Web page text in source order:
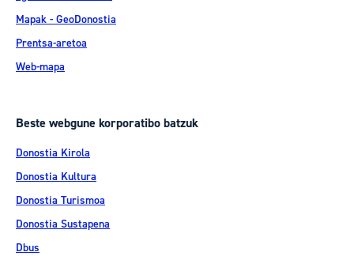
Mapak - GeoDonostia
Prentsa-aretoa
Web-mapa
Beste webgune korporatibo batzuk
Donostia Kirola
Donostia Kultura
Donostia Turismoa
Donostia Sustapena
Dbus